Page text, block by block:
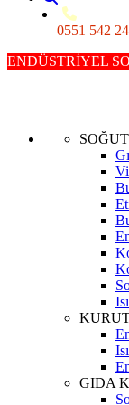
0551 542
ENDÜSTRİYEL
GIDA